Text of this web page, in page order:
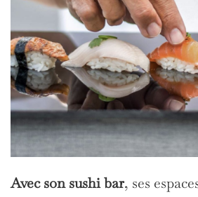
Avec son sushi bar, ses